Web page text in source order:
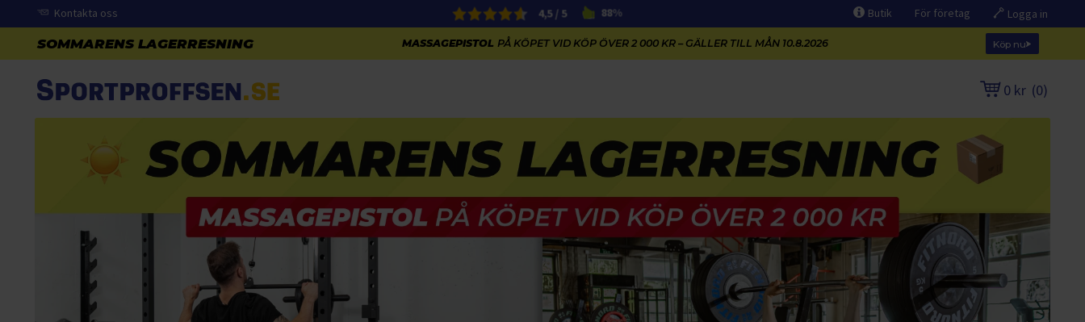
Kontakta oss 4,5 / 5 88% Butik För företag Logga in
MASSAGEPISTOL PÅ KÖPET VID KÖP ÖVER 2 000 KR – GÄLLER TILL MÅN 10.8.2026 Köp nu
0 kr (0)